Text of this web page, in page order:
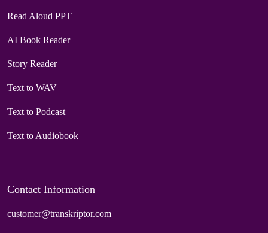
Read Aloud PPT
AI Book Reader
Story Reader
Text to WAV
Text to Podcast
Text to Audiobook
Contact Information
customer@transkriptor.com